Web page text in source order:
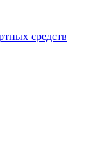
средств